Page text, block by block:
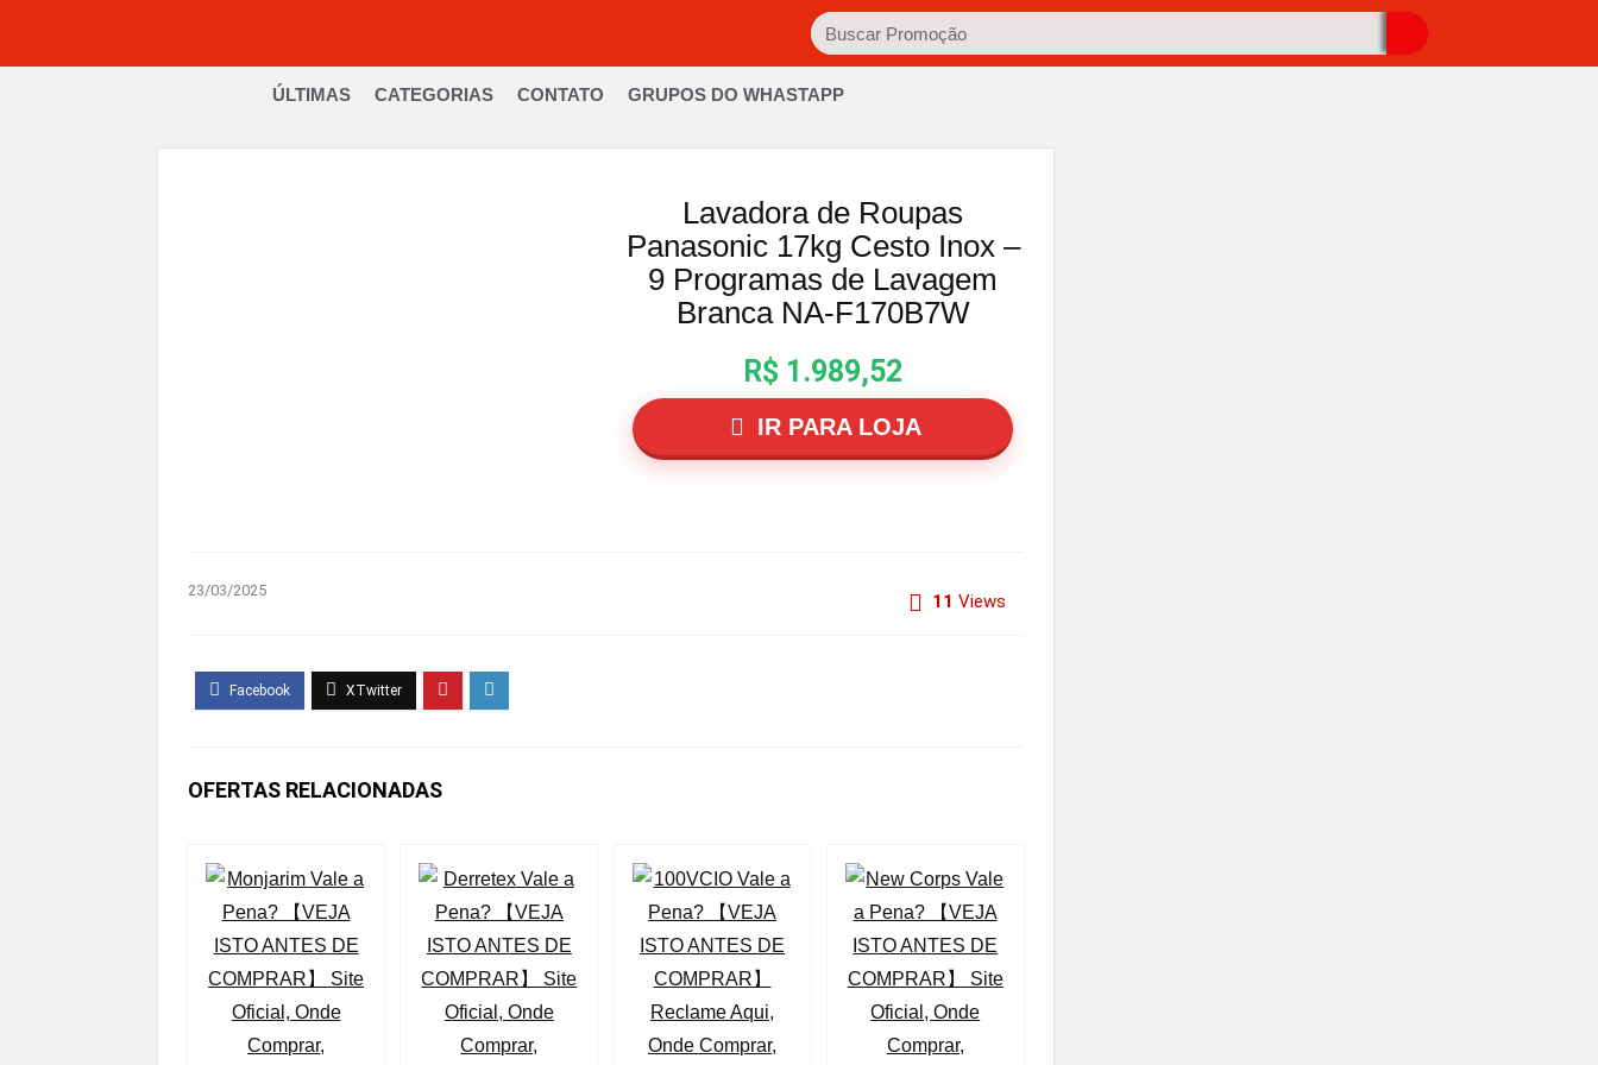
ÚLTIMAS CATEGORIAS CONTATO GRUPOS DO WHASTAPP
Lavadora de Roupas
Panasonic 17kg Cesto Inox –
9 Programas de Lavagem
Branca NA-F170B7W
R$ 1.989,52
IR PARA LOJA
23/03/2025
11 Views
OFERTAS RELACIONADAS